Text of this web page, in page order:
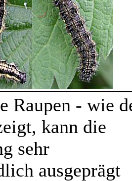
Raupen - wie
kann die
sehr
ausgeprägt